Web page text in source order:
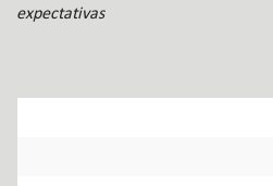
expectativas